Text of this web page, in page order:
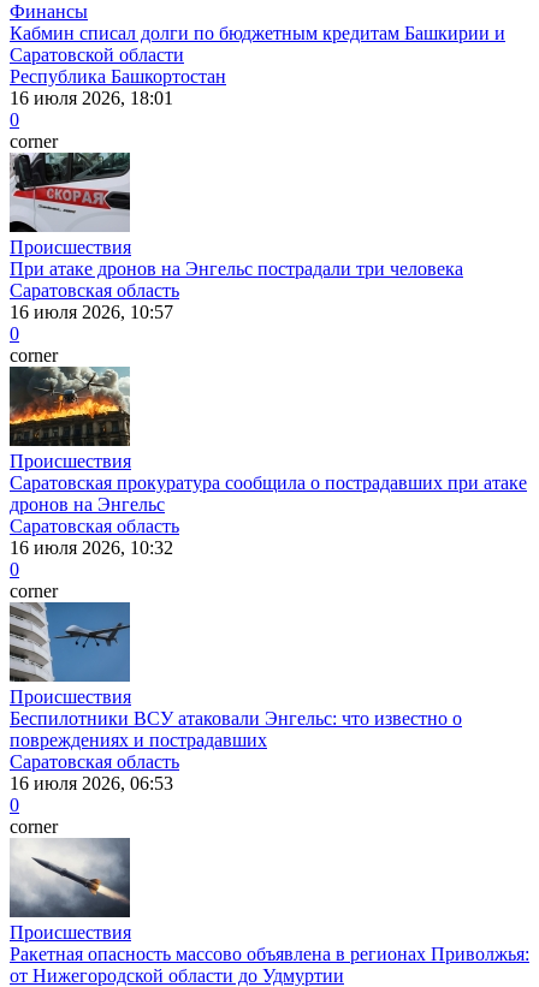
Финансы
Кабмин списал долги по бюджетным кредитам Башкирии и
Саратовской области
Республика Башкортостан
16 июля 2026, 18:01
0
corner
Происшествия
При атаке дронов на Энгельс пострадали три человека
Саратовская область
16 июля 2026, 10:57
0
corner
Происшествия
Саратовская прокуратура сообщила о пострадавших при атаке
дронов на Энгельс
Саратовская область
16 июля 2026, 10:32
0
corner
Происшествия
Беспилотники ВСУ атаковали Энгельс: что известно о
повреждениях и пострадавших
Саратовская область
16 июля 2026, 06:53
0
corner
Происшествия
Ракетная опасность массово объявлена в регионах Приволжья:
от Нижегородской области до Удмуртии